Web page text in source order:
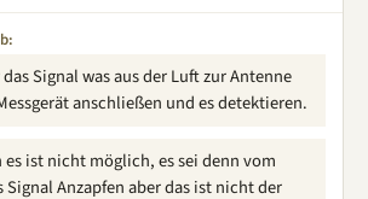
Signal was aus der Luft zur Antenne
anschließen und es detektieren.
es ist nicht möglich, es sei denn vom
Signal Anzapfen aber das ist nicht der